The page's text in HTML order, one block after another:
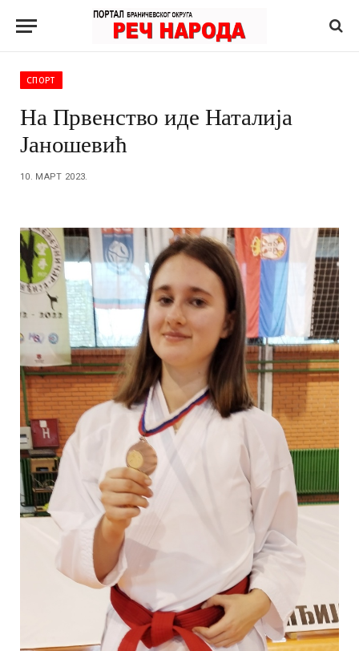
СПОРТ
На Првенство иде Наталија
Јаношевић
10. МАРТ 2023.